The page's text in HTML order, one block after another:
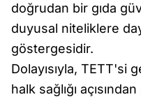
doğrudan bir gıda
duyusal niteliklere
göstergesidir.
Dolayısıyla, TETT'si
halk sağlığı